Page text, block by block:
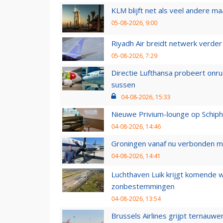
KLM blijft net als veel andere
05-08-2026, 9:00
Riyadh Air breidt netwerk
05-08-2026, 7:29
Directie Lufthansa probeert
sussen
04-08-2026, 15:33
Nieuwe Privium-lounge op
04-08-2026, 14:46
Groningen vanaf nu verbonden
04-08-2026, 14:41
Luchthaven Luik krijgt komende
zonbestemmingen
04-08-2026, 13:54
Brussels Airlines grijpt